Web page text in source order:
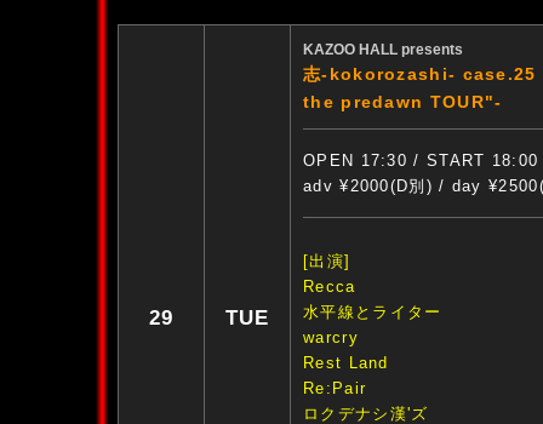
29 TUE
KAZOO HALL presents
志-kokorozashi-
the predawn TOUR"-
OPEN 17:30 / START 18:00
adv ¥2000(D別) / day
[出演]
Recca
水平線とライター
warcry
Rest Land
Re:Pair
ロクデナシ漢'ズ